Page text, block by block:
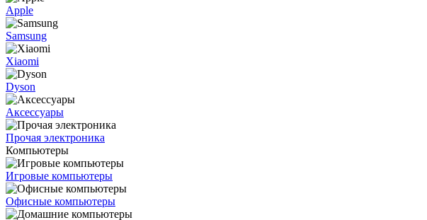
Apple
Samsung
Xiaomi
Dyson
Аксессуары
Прочая электроника
Компьютеры
Игровые компьютеры
Офисные компьютеры